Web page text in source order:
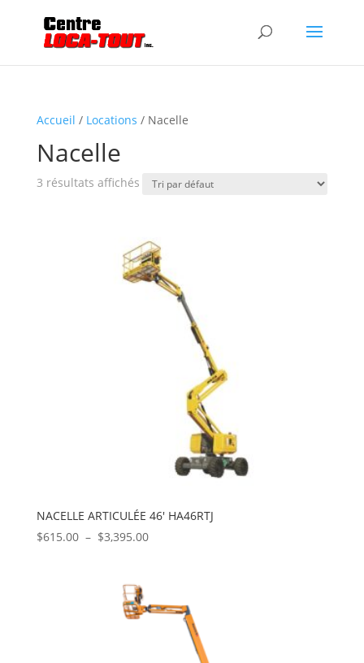
Accueil / Locations / Nacelle
Nacelle
3 résultats affichés
NACELLE ARTICULÉE 46′ HA46RTJ
$615.00 – $3,395.00Plage
à
$3,395.00